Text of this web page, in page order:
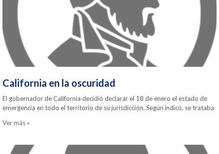
California en la oscuridad
El gobernador de California decidió declarar el 18 de enero el estado de
emergencia en todo el territorio de su jurisdicción. Según indicó, se trataba
Ver más »